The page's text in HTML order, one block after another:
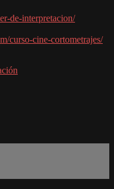
de-interpretacion/
curso-cine-cortometrajes/